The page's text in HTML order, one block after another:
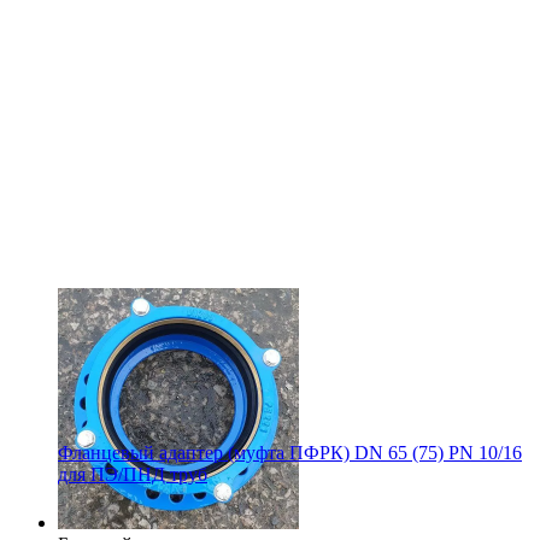
Фланцевый адаптер (муфта ПФРК) DN 65 (75) PN 10/16
для ПЭ/ПНД труб